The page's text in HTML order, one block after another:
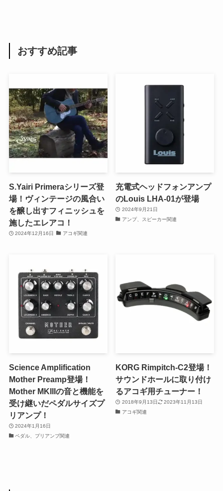
おすすめ記事
S.Yairi Primeraシリーズ登
場！ヴィンテージの風合い
を醸し出すフィニッシュを
施したエレアコ！
2024年12月16日 アコギ関連
充電式ヘッドフォンアンプ
のLouis LHA-01が登場
2024年9月21日
アンプ、スピーカー関連
Science Amplification
Mother Preamp登場！
Mother MKIIIの音と機能を
受け継いだペダルサイズプ
リアンプ！
2024年1月16日
ペダル、プリアンプ関連
KORG Rimpitch-C2登場！
サウンドホールに取り付け
るアコギ用チューナー！
2018年9月13日
2023年11月13日
アコギ関連